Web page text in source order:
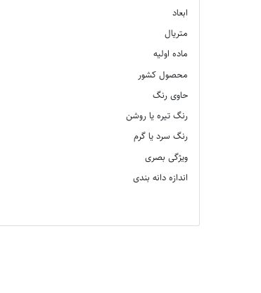
ابعاد
متریال
ماده اولیه
محصول کشور
حاوی رنگ
رنگ تیره یا روشن
رنگ سرد یا گرم
ویژگی بصری
اندازه دانه بندی